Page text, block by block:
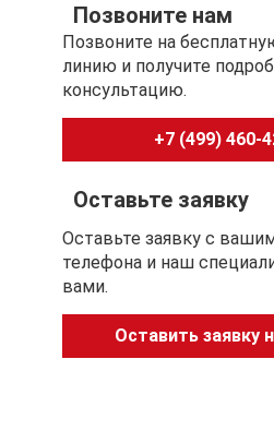
Позвоните нам
Позвоните на
линию и получите
консультацию.
+7 (499) 460-
Оставьте заявку
Оставьте заявку с
телефона и наш
вами.
Оставить заявку